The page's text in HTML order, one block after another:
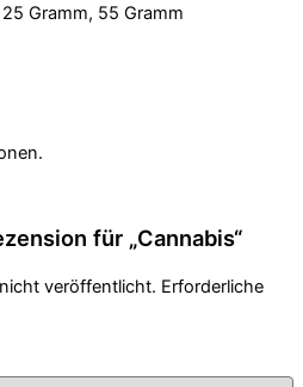
Gramm, 55 Gramm
für „Cannabis“
veröffentlicht. Erforderliche